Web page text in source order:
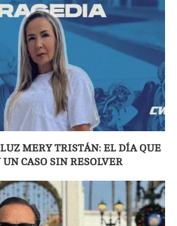
MERY TRISTÁN: EL DÍA QUE
CASO SIN RESOLVER